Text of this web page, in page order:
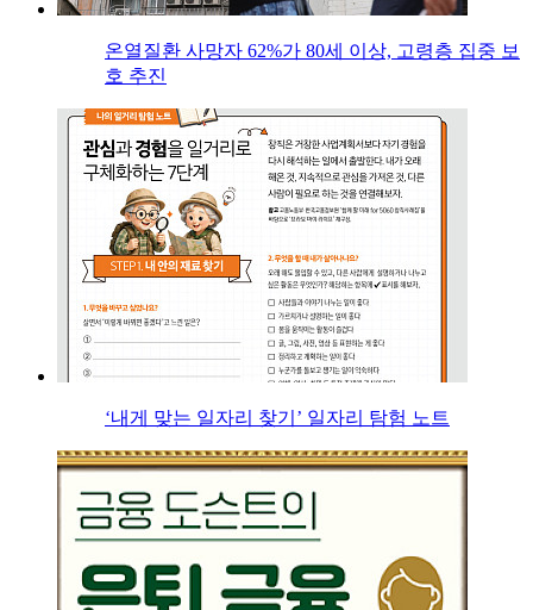
온열질환 사망자 62%가 80세 이상, 고령층 집중 보
호 추진
‘내게 맞는 일자리 찾기’ 일자리 탐험 노트